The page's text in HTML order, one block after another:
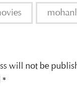
will not be
*